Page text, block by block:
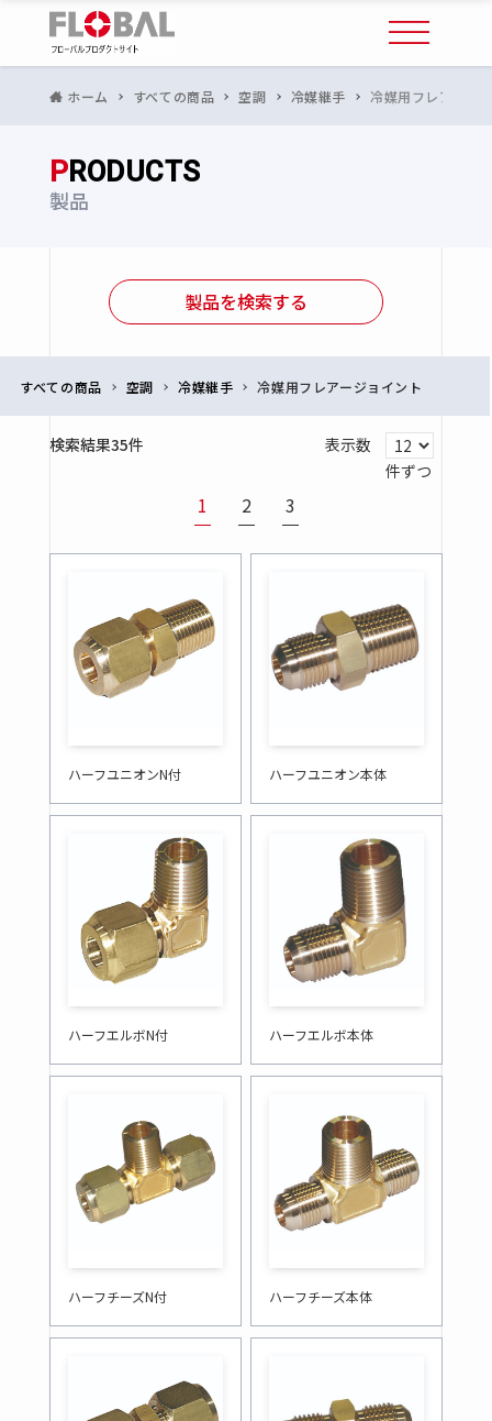
ホーム すべての商品 空調 冷媒継手 冷媒用フレアージ
P RODUCTS
製品
製品を検索する
すべての商品 空調 冷媒継手 冷媒用フレアージョイント
検索結果35件
表示数
件ずつ
1 2 3
ハーフユニオンN付 ハーフユニオン本体
ハーフエルボN付 ハーフエルボ本体
ハーフチーズN付 ハーフチーズ本体